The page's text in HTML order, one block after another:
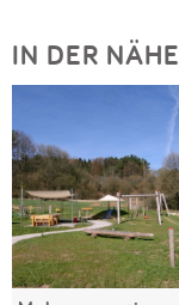
IN DER NÄHE